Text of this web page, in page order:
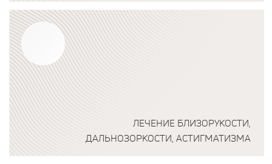
Подробнее о программе
ЛЕЧЕНИЕ БЛИЗОРУКОСТИ,
ДАЛЬНОЗОРКОСТИ, АСТИГМАТИЗМА